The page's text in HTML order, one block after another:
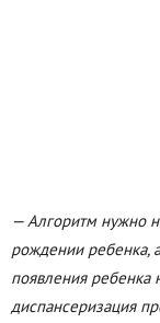
— Алгоритм нужно
рождении ребенка,
появления ребенка
диспансеризация